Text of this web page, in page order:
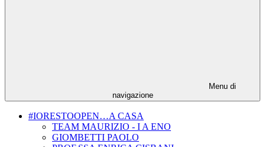
Menu di
navigazione
#IORESTOOPEN…A CASA
TEAM MAURIZIO - I A ENO
GIOMBETTI PAOLO